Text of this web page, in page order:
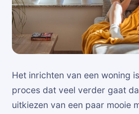
Het inrichten van een woning
proces dat veel verder gaat
uitkiezen van een paar mooie